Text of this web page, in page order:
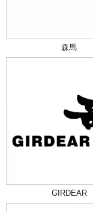
森馬
GIRDEAR